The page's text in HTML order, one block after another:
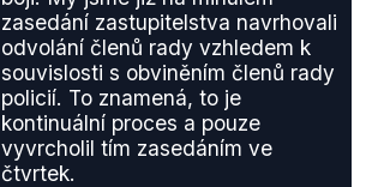
zasedání zastupitelstva navrhovali
odvolání členů rady vzhledem k
souvislosti s obviněním členů rady
policií. To znamená, to je
kontinuální proces a pouze
vyvrcholil tím zasedáním ve
čtvrtek.